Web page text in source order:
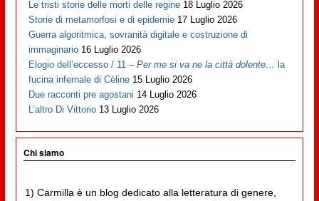
Le tristi storie delle morti delle regine 18 Luglio 2026
Storie di metamorfosi e di epidemie 17 Luglio 2026
Guerra algoritmica, sovranità digitale e costruzione di
immaginario 16 Luglio 2026
Elogio dell’eccesso / 11 –Per me si va ne la città dolente… la
fucina infernale di Cèline 15 Luglio 2026
Due racconti pre agostani 14 Luglio 2026
L’altro Di Vittorio 13 Luglio 2026
Chi siamo
1) Carmilla è un blog dedicato alla letteratura di genere,